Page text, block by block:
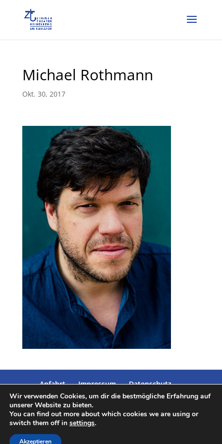
Michael Rothmann
Okt. 30, 2017
Anfahrt Impressum Datenschutz
Designed byElegant Themes
Wir verwenden Cookies, um dir die bestmögliche Erfahrung auf
unserer Website zu bieten.
You can find out more about which cookies we are using or
switch them off in settings.
Akzeptieren